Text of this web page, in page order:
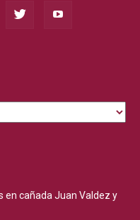
en cañada Juan Valdez y